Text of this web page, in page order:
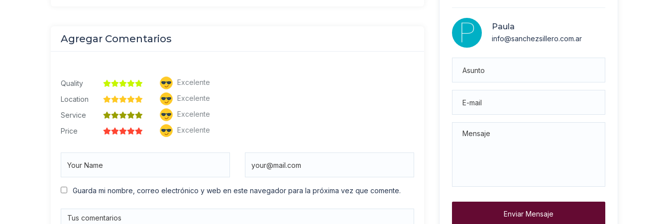
Agregar Comentarios
Quality
Excelente
Location
Excelente
Service
Excelente
Price
Excelente
Guarda mi nombre, correo electrónico y web en este navegador para la próxima vez que comente.
Paula
info@sanchezsillero.com.ar
Enviar Mensaje